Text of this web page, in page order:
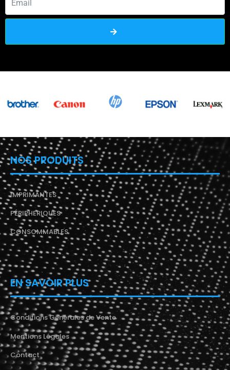
NOS PRODUITS
IMPRIMANTES
PÉRIPHERIQUES
CONSOMMABLES
EN SAVOIR PLUS
Conditions Générales de Vente
Mentions Légales
Contact